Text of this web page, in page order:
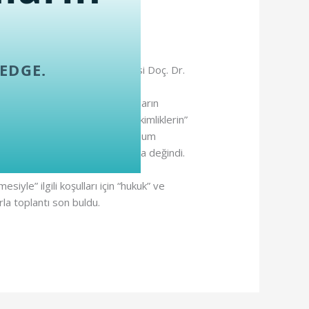
Fakültesi öğretim üyesi Doç. Dr.
“insan doğası” ve “farklılıkların
ilgili kimlikler” ve “etnik kimliklerin”
içinde barındıran toplum
deneyim ve uygulamalarına değindi.
ilgili koşulları için “hukuk” ve
toplantı son buldu.